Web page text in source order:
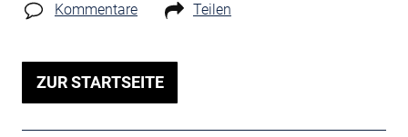
Kommentare Teilen
ZUR STARTSEITE